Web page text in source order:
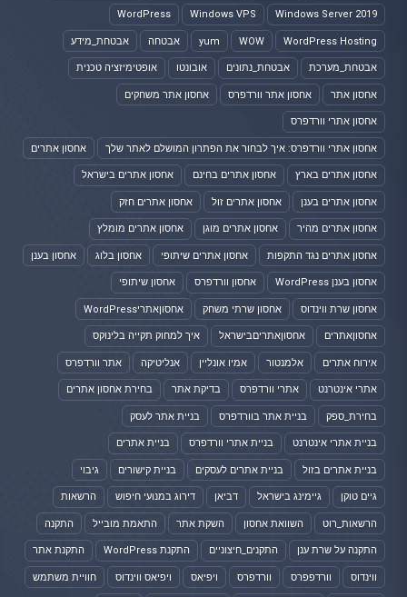
Windows Server 2019
Windows VPS
WordPress
WordPress Hosting
WOW
yum אבטחה אבטחת_מידע
אבטחת_מערכת אבטחת_נתונים אובונטו אופטימיזציה טכנית
אחסון אתר אחסון אתר וורדפרס אחסון אתר משחקים
אחסון אתרי וורדפרס
אחסון אתרי וורדפרס: איך לבחור את הפתרון המושלם לאתר שלך אחסון אתרים
אחסון אתרים בארץ אחסון אתרים בחינם אחסון אתרים בישראל
אחסון אתרים בענן אחסון אתרים זול אחסון אתרים חזק
אחסון אתרים מהיר אחסון אתרים מוגן אחסון אתרים מומלץ
אחסון אתרים נגד התקפות אחסון אתרים שיתופי אחסון בלוג אחסון בענן
אחסון בענן WordPress אחסון וורדפרס אחסון שיתופי
אחסון שרת ווינדוס אחסון שרתי משחק אחסוןאתריWordPress
אחסוןאתרים אחסוןאתריםבישראל איך למחוק תקייה בלינוקס
אירוח אתרים אלמנטור אמיו אונליין אנליטיקה אתר וורדפרס
אתרי אינטרנט אתרי וורדפרס בדיקת אתר בחירת אחסון אתרים
בחירת_ספק בניית אתר בוורדפרס בניית אתר לעסק
בניית אתרי אינטרנט בניית אתרי וורדפרס בניית אתרים
בניית אתרים בזול בניית אתרים לעסקים בניית קישורים גיבוי
גיים טוקן גיימינג בישראל דביאן דירוג במנועי חיפוש הרשאות
הרשאות_רוט השוואת אחסון השקת אתר התאמת מובייל התקנה
התקנה על שרת ענן התקנים_חיצוניים התקנת WordPress התקנת אתר
ווינדוס וורדפפרס וורדפרס ויפיאס ויפיאס ווינדוס חוויית משתמש